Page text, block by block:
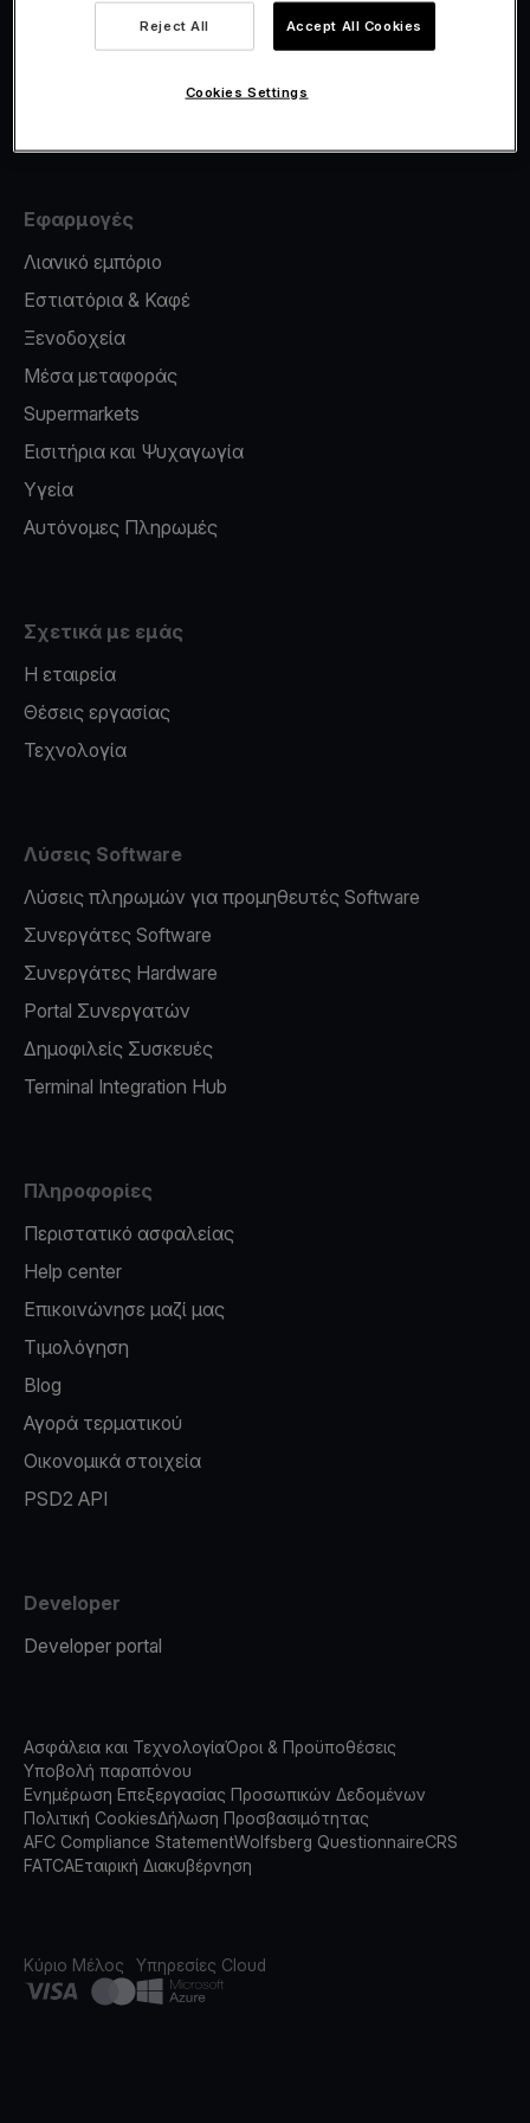
Έκδοση καρτών
Εφαρμογές
Λιανικό εμπόριο
Εστιατόρια & Καφέ
Ξενοδοχεία
Μέσα μεταφοράς
Supermarkets
Εισιτήρια και Ψυχαγωγία
Υγεία
Αυτόνομες Πληρωμές
Σχετικά με εμάς
Η εταιρεία
Θέσεις εργασίας
Τεχνολογία
Λύσεις Software
Λύσεις πληρωμών για προμηθευτές Software
Συνεργάτες Software
Συνεργάτες Hardware
Portal Συνεργατών
Δημοφιλείς Συσκευές
Terminal Integration Hub
Πληροφορίες
Περιστατικό ασφαλείας
Help center
Επικοινώνησε μαζί μας
Τιμολόγηση
Blog
Αγορά τερματικού
Οικονομικά στοιχεία
PSD2 API
Developer
Developer portal
Ασφάλεια και ΤεχνολογίαΌροι & Προϋποθέσεις
Υποβολή παραπόνου
Ενημέρωση Επεξεργασίας Προσωπικών Δεδομένων
Πολιτική CookiesΔήλωση Προσβασιμότητας
AFC Compliance StatementWolfsberg QuestionnaireCRS
FATCAΕταιρική Διακυβέρνηση
Κύριο Μέλος Υπηρεσίες Cloud
Reject All Accept All Cookies
Cookies Settings